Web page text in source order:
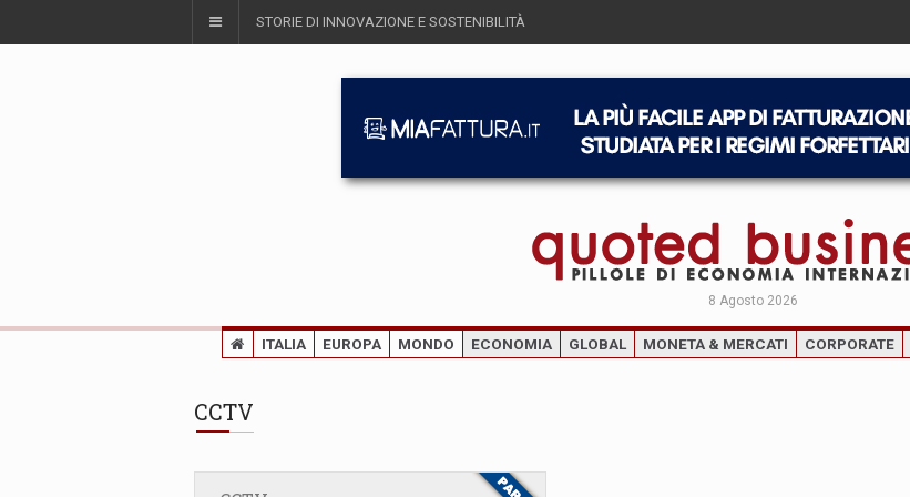
STORIE DI INNOVAZIONE E SOSTENIBILITÀ
8 Agosto 2026
ITALIA EUROPA MONDO ECONOMIA GLOBAL MONETA & MERCATI CORPORATE
CCTV